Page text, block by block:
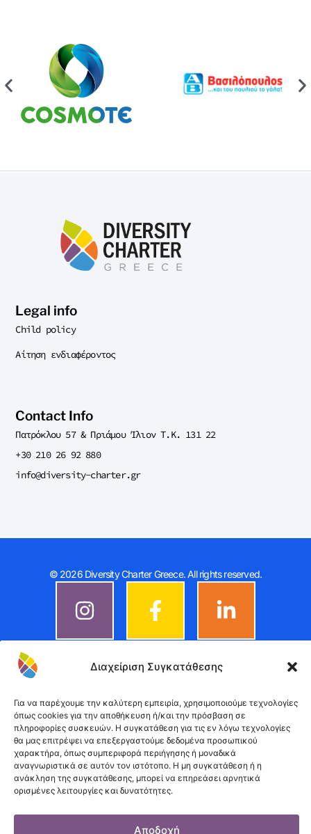
Διαχείριση Συγκατάθεσης
Για να παρέχουμε την καλύτερη εμπειρία, χρησιμοποιούμε τεχνολογίες
όπως cookies για την αποθήκευση ή/και την πρόσβαση σε
πληροφορίες συσκευών. Η συγκατάθεση για τις εν λόγω τεχνολογίες
θα μας επιτρέψει να επεξεργαστούμε δεδομένα προσωπικού
χαρακτήρα, όπως συμπεριφορά περιήγησης ή μοναδικά
αναγνωριστικά σε αυτόν τον ιστότοπο. Η μη συγκατάθεση ή η
ανάκληση της συγκατάθεσης, μπορεί να επηρεάσει αρνητικά
ορισμένες λειτουργίες και δυνατότητες.
Αποδοχή
Legal info
Child policy
Αίτηση ενδιαφέροντος
Contact Info
Πατρόκλου 57 & Πριάμου Ίλιον T.K. 131 22
+30 210 26 92 880
info@diversity-charter.gr
© 2026 Diversity Charter Greece. All rights reserved.